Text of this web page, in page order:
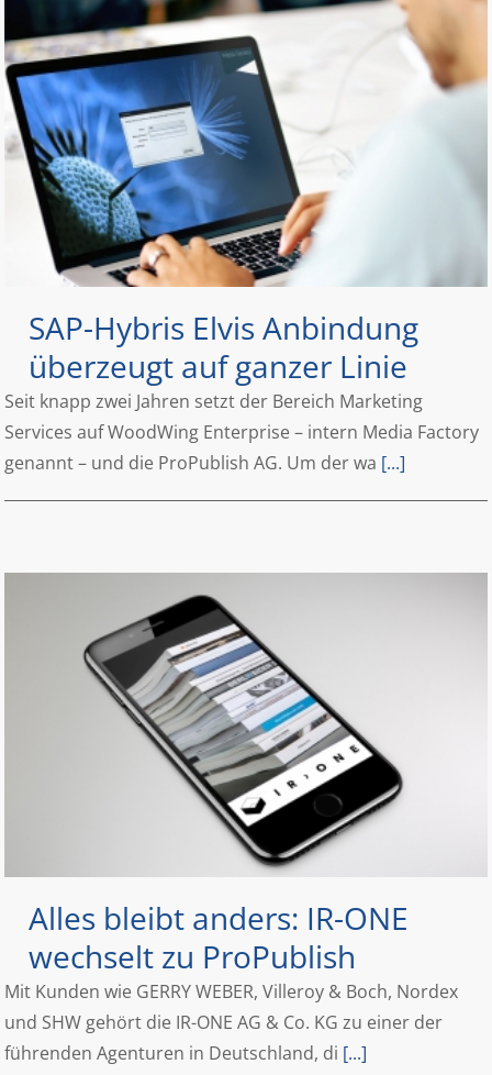
SAP-Hybris Elvis Anbindung
überzeugt auf ganzer Linie
Seit knapp zwei Jahren setzt der Bereich Marketing
Services auf WoodWing Enterprise – intern Media Factory
genannt – und die ProPublish AG. Um der wa [...]
Alles bleibt anders: IR-ONE
wechselt zu ProPublish
Mit Kunden wie GERRY WEBER, Villeroy & Boch, Nordex
und SHW gehört die IR-ONE AG & Co. KG zu einer der
führenden Agenturen in Deutschland, di [...]